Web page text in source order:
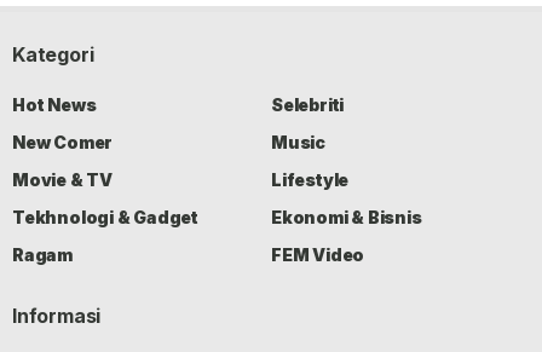
Kategori
Hot News
Selebriti
New Comer
Music
Movie & TV
Lifestyle
Tekhnologi & Gadget
Ekonomi & Bisnis
Ragam
FEM Video
Informasi